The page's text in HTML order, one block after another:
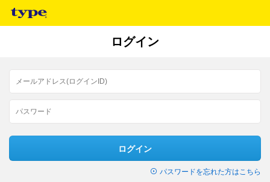
ログイン
ログイン
パスワードを忘れた方はこちら